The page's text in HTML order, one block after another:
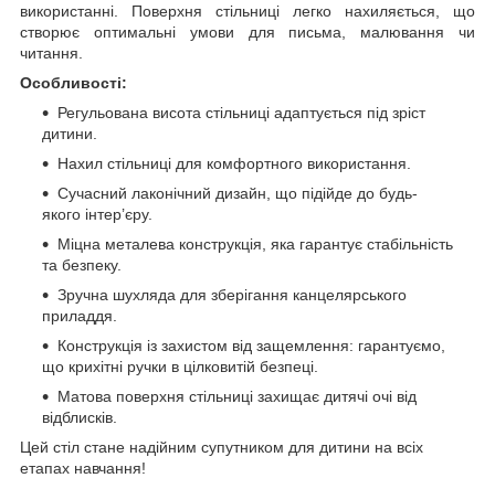
використанні. Поверхня стільниці легко нахиляється, що
створює оптимальні умови для письма, малювання чи
читання.
Особливості:
Регульована висота стільниці адаптується під зріст
дитини.
Нахил стільниці для комфортного використання.
Сучасний лаконічний дизайн, що підійде до будь-
якого інтер’єру.
Міцна металева конструкція, яка гарантує стабільність
та безпеку.
Зручна шухляда для зберігання канцелярського
приладдя.
Конструкція із захистом від защемлення: гарантуємо,
що крихітні ручки в цілковитій безпеці.
Матова поверхня стільниці захищає дитячі очі від
відблисків.
Цей стіл стане надійним супутником для дитини на всіх
етапах навчання!